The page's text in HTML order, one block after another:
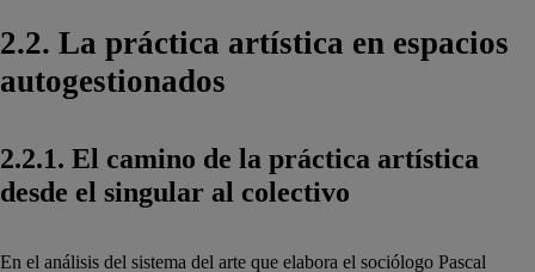
2.2. La práctica artística en espacios
autogestionados
2.2.1. El camino de la práctica artística
desde el singular al colectivo
En el análisis del sistema del arte que elabora el sociólogo Pascal